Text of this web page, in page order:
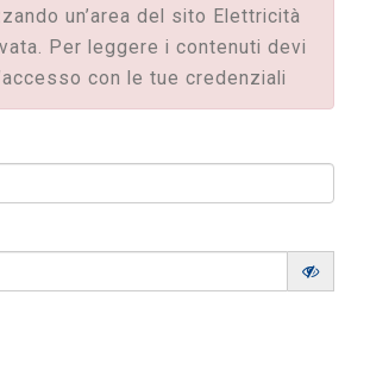
un’area del sito Elettricità
Per leggere i contenuti devi
con le tue credenziali